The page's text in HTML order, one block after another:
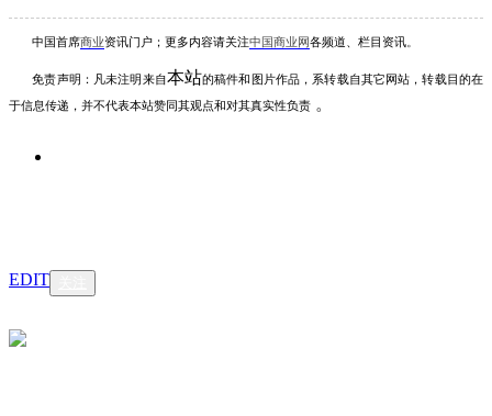
中国首席商业资讯门户；更多内容请关注中国商业网各频道、栏目资讯
免责声明：凡未注明 来自本站的稿件和图片作品，系转载自其它网站，转载目的在
于信息传递，并不代表本站赞同其观点和对其真实性负责 。
EDIT